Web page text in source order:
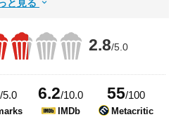
と見る
2.8/5.0
/5.0 6.2/10.0
IMDb
55/100
Metacritic